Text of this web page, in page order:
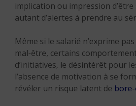
implication ou impression
autant d’alertes à prendre au
Même si le salarié n’exprime
mal-être, certains
d’initiatives, le désintérêt pour
l’absence de motivation à se
révéler un risque latent de